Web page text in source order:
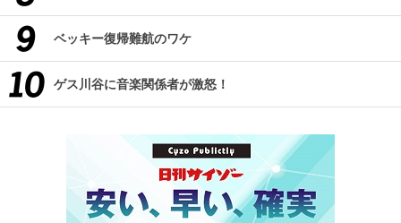
ベッキー復帰難航のワケ
ゲス川谷に音楽関係者が激怒！